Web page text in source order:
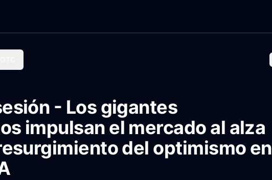
- Los gigantes
impulsan el mercado al alza
del optimismo en